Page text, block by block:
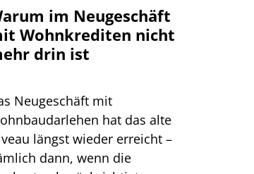
im Neugeschäft
Wohnkrediten nicht
drin ist
Neugeschäft mit
hat das alte
längst wieder erreicht –
dann, wenn die